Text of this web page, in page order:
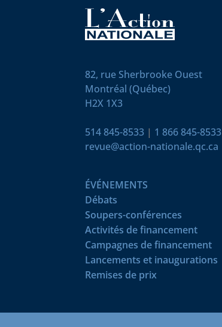
82, rue Sherbrooke Ouest
Montréal (Québec)
H2X 1X3
514 845-8533 | 1 866 845-8533
revue@action-nationale.qc.ca
ÉVÉNEMENTS
Débats
Soupers-conférences
Activités de financement
Campagnes de financement
Lancements et inaugurations
Remises de prix